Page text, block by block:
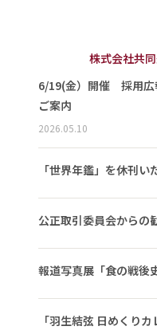
株式会社共
6/19(金）開催 採用広
ご案内
2026.05.10
「世界年鑑」を休刊い
公正取引委員会からの
報道写真展「食の戦後
「羽生結弦 日めくり